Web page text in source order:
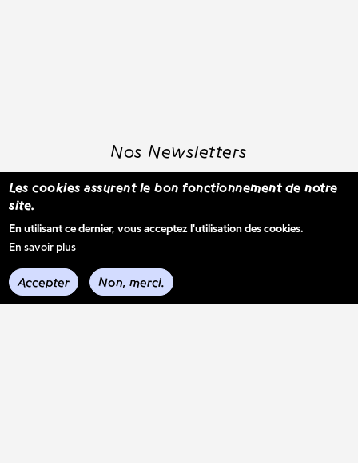
Nos Newsletters
Voir les derniers envois
Les cookies assurent le bon fonctionnement de notre
site.
En utilisant ce dernier, vous acceptez l'utilisation des cookies.
En savoir plus
Accepter Non, merci.